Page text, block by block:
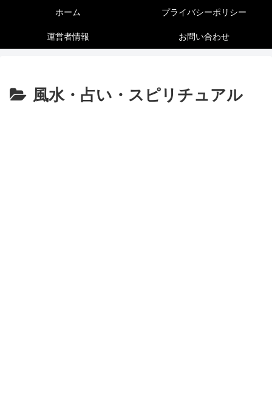
ホーム プライバシーポリシー
運営者情報 お問い合わせ
風水・占い・スピリチュアル